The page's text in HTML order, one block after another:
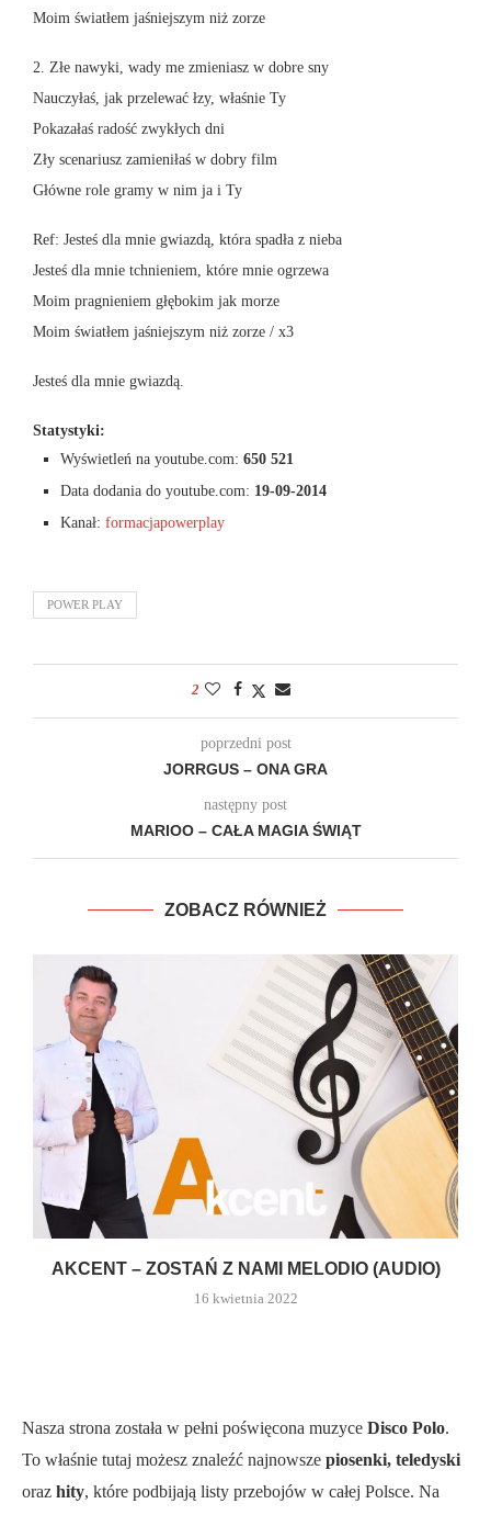
Moim światłem jaśniejszym niż zorze
2. Złe nawyki, wady me zmieniasz w dobre sny
Nauczyłaś, jak przelewać łzy, właśnie Ty
Pokazałaś radość zwykłych dni
Zły scenariusz zamieniłaś w dobry film
Główne role gramy w nim ja i Ty
Ref: Jesteś dla mnie gwiazdą, która spadła z nieba
Jesteś dla mnie tchnieniem, które mnie ogrzewa
Moim pragnieniem głębokim jak morze
Moim światłem jaśniejszym niż zorze / x3
Jesteś dla mnie gwiazdą.
Statystyki:
Wyświetleń na youtube.com: 650 521
Data dodania do youtube.com: 19-09-2014
Kanał: formacjapowerplay
POWER PLAY
2
poprzedni post
JORRGUS – ONA GRA
następny post
MARIOO – CAŁA MAGIA ŚWIĄT
ZOBACZ RÓWNIEŻ
AKCENT – ZOSTAŃ Z NAMI MELODIO (AUDIO)
16 kwietnia 2022
Nasza strona została w pełni poświęcona muzyce Disco Polo.
To właśnie tutaj możesz znaleźć najnowsze piosenki, teledyski
oraz hity, które podbijają listy przebojów w całej Polsce. Na